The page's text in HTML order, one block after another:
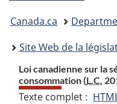
You
are
here:
Canada.ca
Site Web de la
Loi canadienne sur la
consommation (L.C.
Texte complet :